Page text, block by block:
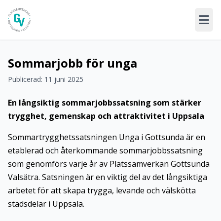
Sommarjobb för unga
Publicerad: 11 juni 2025
En långsiktig sommarjobbssatsning som stärker
trygghet, gemenskap och attraktivitet i Uppsala
Sommartrygghetssatsningen Unga i Gottsunda är en
etablerad och återkommande sommarjobbssatsning
som genomförs varje år av Platssamverkan Gottsunda
Valsätra. Satsningen är en viktig del av det långsiktiga
arbetet för att skapa trygga, levande och välskötta
stadsdelar i Uppsala.